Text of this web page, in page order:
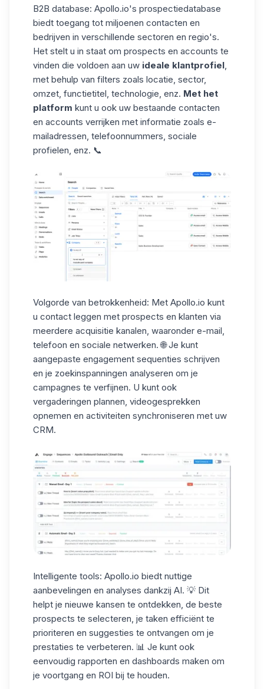
B2B database: Apollo.io's prospectiedatabase
biedt toegang tot miljoenen contacten en
bedrijven in verschillende sectoren en regio's.
Het stelt u in staat om prospects en accounts te
vinden die voldoen aan uw ideale klantprofiel,
met behulp van filters zoals locatie, sector,
omzet, functietitel, technologie, enz. Met het
platform kunt u ook uw bestaande contacten
en accounts verrijken met informatie zoals e-
mailadressen, telefoonnummers, sociale
profielen, enz. 📞
Volgorde van betrokkenheid: Met Apollo.io kunt
u contact leggen met prospects en klanten via
meerdere acquisitie kanalen , waaronder e-mail,
telefoon en sociale netwerken. 🌐 Je kunt
aangepaste engagement sequenties schrijven
en je zoekinspanningen analyseren om je
campagnes te verfijnen. U kunt ook
vergaderingen plannen, videogesprekken
opnemen en activiteiten synchroniseren met uw
CRM.
Intelligente tools: Apollo.io biedt nuttige
aanbevelingen en analyses dankzij AI. 💡 Dit
helpt je nieuwe kansen te ontdekken, de beste
prospects te selecteren, je taken efficiënt te
prioriteren en suggesties te ontvangen om je
prestaties te verbeteren. 📊 Je kunt ook
eenvoudig rapporten en dashboards maken om
je voortgang en ROI bij te houden.